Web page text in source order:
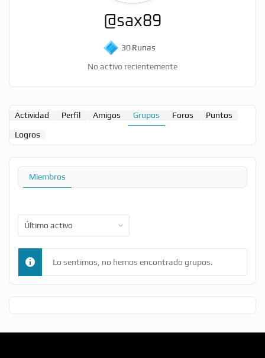
@sax89
30Runas
No activo recientemente
Actividad Perfil Amigos Grupos Foros Puntos
Logros
Miembros
Lo sentimos, no hemos encontrado grupos.